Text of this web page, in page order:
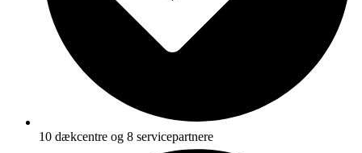
10 dækcentre og 8 servicepartnere